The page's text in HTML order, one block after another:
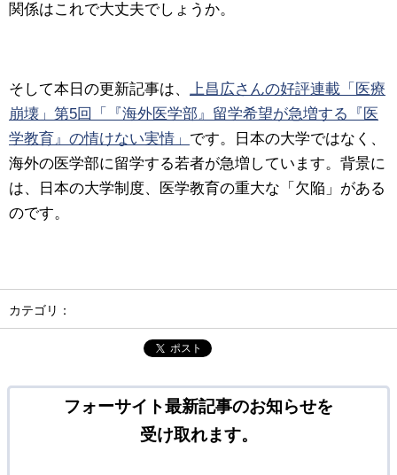
関係はこれで大丈夫でしょうか。
そして本日の更新記事は、
上昌広さんの好評連載「医療
崩壊」第5回「『海外医学部』留学希望が急増する『医
学教育』の情けない実情」 です。
日本の大学ではなく、
海外の医学部に留学する若者が急増しています。背景に
は、日本の大学制度、医学教育の重大な「欠陥」がある
のです。
カテゴリ：
ポスト
フォーサイト最新記事のお知らせを
受け取れます。